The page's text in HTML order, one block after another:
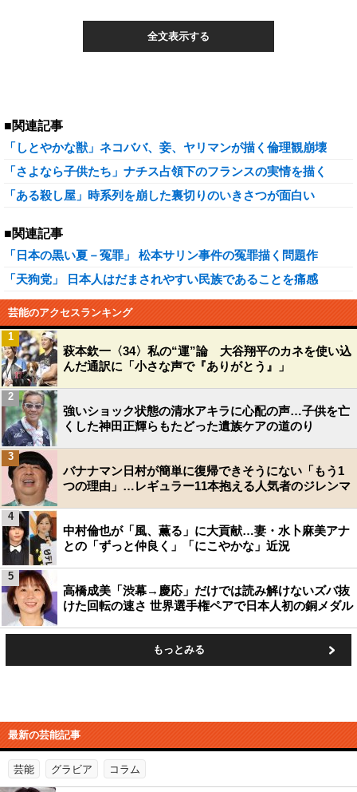
全文表示する
■関連記事
「しとやかな獣」ネコババ、妾、ヤリマンが描く倫理観崩壊
「さよなら子供たち」ナチス占領下のフランスの実情を描く
「ある殺し屋」時系列を崩した裏切りのいきさつが面白い
■関連記事
「日本の黒い夏－冤罪」 松本サリン事件の冤罪描く問題作
「天狗党」 日本人はだまされやすい民族であることを痛感
芸能のアクセスランキング
萩本欽一〈34〉私の“運”論 大谷翔平のカネを使い込
んだ通訳に「小さな声で『ありがとう』」
1
強いショック状態の清水アキラに心配の声…子供を亡
くした神田正輝らもたどった遺族ケアの道のり
2
バナナマン日村が簡単に復帰できそうにない「もう1
つの理由」…レギュラー11本抱える人気者のジレンマ
3
中村倫也が「風、薫る」に大貢献…妻・水卜麻美アナ
との「ずっと仲良く」「にこやかな」近況
4
高橋成美「渋幕→慶応」だけでは読み解けないズバ抜
けた回転の速さ 世界選手権ペアで日本人初の銅メダル
5
もっとみる
最新の芸能記事
芸能 グラビア コラム